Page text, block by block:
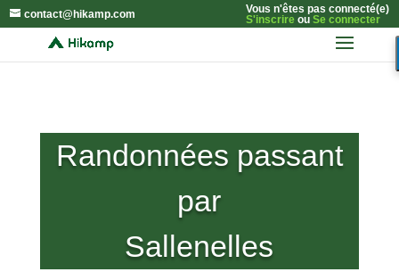
contact@hikamp.com
Vous n'êtes pas connecté(e)
S'inscrireou Se connecter
Randonnées passant
par
Sallenelles